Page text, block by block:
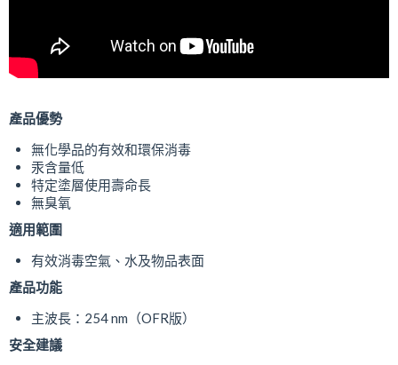
產品優勢
無化學品的有效和環保消毒
汞含量低
特定塗層使用壽命長
無臭氧
適用範圍
有效消毒空氣、水及物品表面
產品功能
主波長：254 nm（OFR版）
安全建議